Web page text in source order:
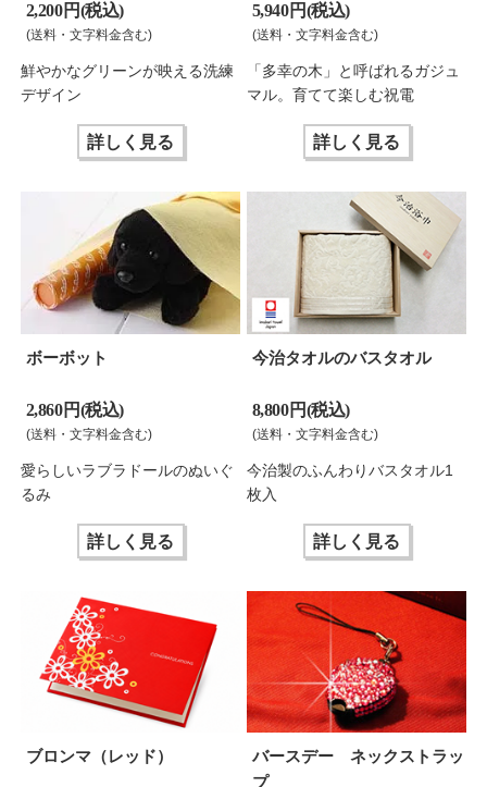
2,200 円(税込)
(送料・文字料金含む)
鮮やかなグリーンが映える洗練
デザイン
詳しく見る
5,940 円(税込)
(送料・文字料金含む)
「多幸の木」と呼ばれるガジュ
マル。育てて楽しむ祝電
詳しく見る
ボーボット
2,860 円(税込)
(送料・文字料金含む)
愛らしいラブラドールのぬいぐ
るみ
詳しく見る
今治タオルのバスタオル
8,800 円(税込)
(送料・文字料金含む)
今治製のふんわりバスタオル1
枚入
詳しく見る
ブロンマ（レッド）
バースデー ネックストラッ
プ